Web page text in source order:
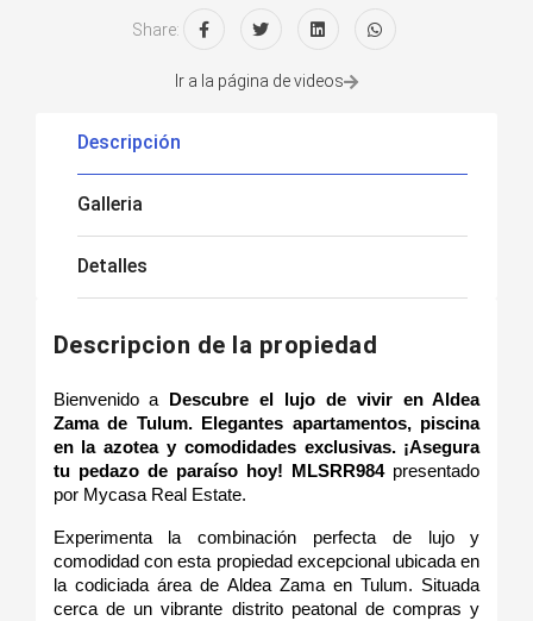
Share:
Ir a la página de videos
Descripción
Galleria
Detalles
Descripcion de la propiedad
Bienvenido a
Descubre el lujo de vivir en Aldea
Zama de Tulum. Elegantes apartamentos, piscina
en la azotea y comodidades exclusivas. ¡Asegura
tu pedazo de paraíso hoy! MLSRR984 presentado
por Mycasa Real Estate.
Experimenta la combinación perfecta de lujo y
comodidad con esta propiedad excepcional ubicada en
la codiciada área de Aldea Zama en Tulum. Situada
cerca de un vibrante distrito peatonal de compras y